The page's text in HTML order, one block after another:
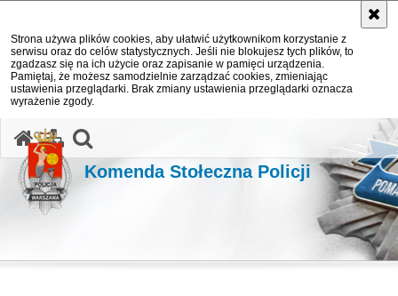
Strona używa plików cookies, aby ułatwić użytkownikom korzystanie z
serwisu oraz do celów statystycznych. Jeśli nie blokujesz tych plików, to
zgadzasz się na ich użycie oraz zapisanie w pamięci urządzenia.
Pamiętaj, że możesz samodzielnie zarządzać cookies, zmieniając
ustawienia przeglądarki. Brak zmiany ustawienia przeglądarki oznacza
wyrażenie zgody.
Komenda Stołeczna Policji